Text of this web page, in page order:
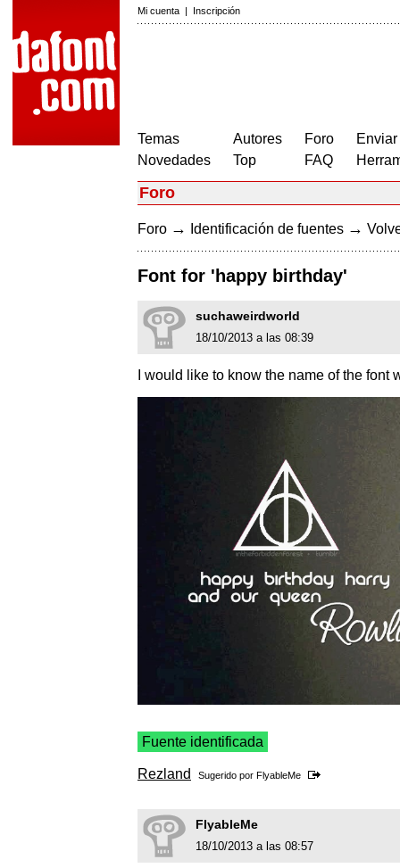
Mi cuenta | Inscripción
Temas
Novedades
Autores
Top
Foro
FAQ
Foro
Foro → Identificación de fuentes →
Font for 'happy birthday'
suchaweirdworld
18/10/2013 a las 08:39
I would like to know the name of the
Fuente identificada
Rezland Sugerido por FlyableMe
FlyableMe
18/10/2013 a las 08:57